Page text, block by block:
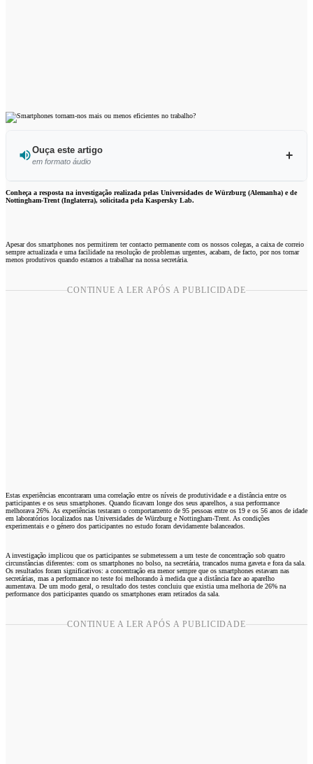
Ouça este artigo
em formato áudio
Ouvir este artigo
Conheça a resposta na investigação realizada pelas Universidades de Würzburg (Alemanha) e de
Nottingham-Trent (Inglaterra), solicitada pela Kaspersky Lab.
Apesar dos smartphones nos permitirem ter contacto permanente com os nossos colegas, a caixa de correio
sempre actualizada e uma facilidade na resolução de problemas urgentes, acabam, de facto, por nos tornar
menos produtivos quando estamos a trabalhar na nossa secretária.
CONTINUE A LER APÓS A PUBLICIDADE
Estas experiências encontraram uma correlação entre os níveis de produtividade e a distância entre os
participantes e os seus smartphones. Quando ficavam longe dos seus aparelhos, a sua performance
melhorava 26%. As experiências testaram o comportamento de 95 pessoas entre os 19 e os 56 anos de idade
em laboratórios localizados nas Universidades de Würzburg e Nottingham-Trent. As condições
experimentais e o género dos participantes no estudo foram devidamente balanceados.
A investigação implicou que os participantes se submetessem a um teste de concentração sob quatro
circunstâncias diferentes: com os smartphones no bolso, na secretária, trancados numa gaveta e fora da sala.
Os resultados foram significativos: a concentração era menor sempre que os smartphones estavam nas
secretárias, mas a performance no teste foi melhorando à medida que a distância face ao aparelho
aumentava. De um modo geral, o resultado dos testes concluiu que existia uma melhoria de 26% na
performance dos participantes quando os smartphones eram retirados da sala.
CONTINUE A LER APÓS A PUBLICIDADE